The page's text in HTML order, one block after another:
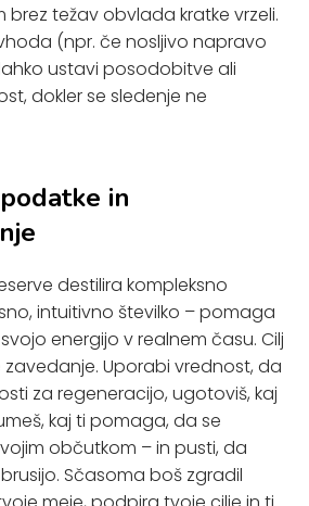
brez težav obvlada kratke vrzeli.
(npr. če nosljivo napravo
ustavi posodobitve ali
dokler se sledenje ne
in
destilira kompleksno
intuitivno številko – pomaga
energijo v realnem času. Cilj
Uporabi vrednost, da
za regeneracijo, ugotoviš, kaj
kaj ti pomaga, da se
občutkom – in pusti, da
Sčasoma boš zgradil